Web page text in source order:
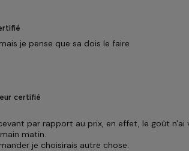
je pense que sa dois le faire
certifié
par rapport au prix, en effet, le goût
matin.
je choisirais autre chose.